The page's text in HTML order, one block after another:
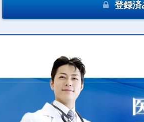
登録済